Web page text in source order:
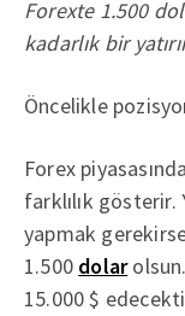
Forexte 1.500
kadarlık bir
Öncelikle
Forex
farklılık gösterir.
yapmak
1.500 dolar
15.000 $